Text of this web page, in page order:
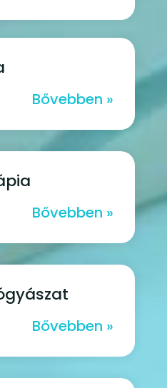
Bővebben »
Bővebben »
Bővebben »